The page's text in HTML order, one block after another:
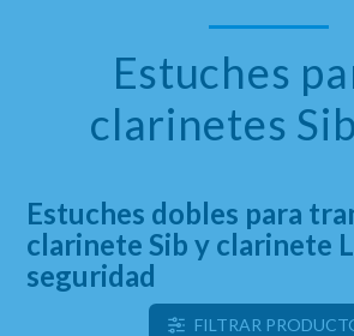
Estuches
clarinetes
Estuches dobles para
clarinete Sib y clarinete
seguridad
FILTRAR